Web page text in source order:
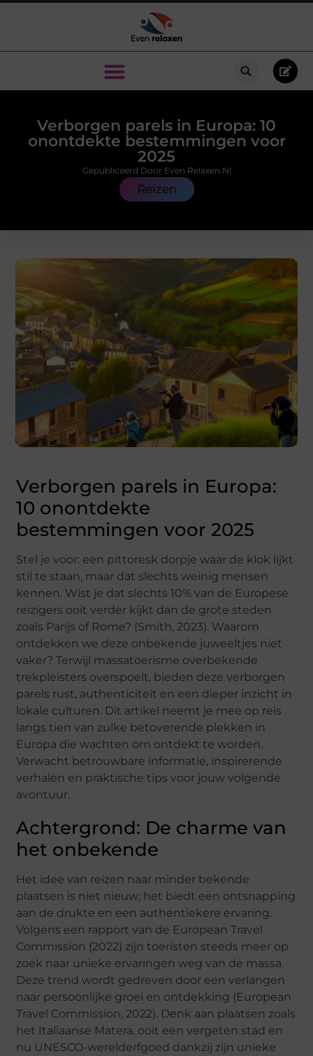
Verborgen parels in Europa: 10
onontdekte bestemmingen voor
2025
Reizen
Gepubliceerd Door Even Relaxen.nl
Verborgen parels in Europa:
10 onontdekte
bestemmingen voor 2025
Stel je voor: een pittoresk dorpje waar de klok lijkt
stil te staan, maar dat slechts weinig mensen
kennen. Wist je dat slechts 10% van de Europese
reizigers ooit verder kijkt dan de grote steden
zoals Parijs of Rome? (Smith, 2023). Waarom
ontdekken we deze onbekende juweeltjes niet
vaker? Terwijl massatoerisme overbekende
trekpleisters overspoelt, bieden deze verborgen
parels rust, authenticiteit en een dieper inzicht in
lokale culturen. Dit artikel neemt je mee op reis
langs tien van zulke betoverende plekken in
Europa die wachten om ontdekt te worden.
Verwacht betrouwbare informatie, inspirerende
verhalen en praktische tips voor jouw volgende
avontuur.
Achtergrond: De charme van
het onbekende
Het idee van reizen naar minder bekende
plaatsen is niet nieuw; het biedt een ontsnapping
aan de drukte en een authentiekere ervaring.
Volgens een rapport van de European Travel
Commission (2022) zijn toeristen steeds meer op
zoek naar unieke ervaringen weg van de massa.
Deze trend wordt gedreven door een verlangen
naar persoonlijke groei en ontdekking (European
Travel Commission, 2022). Denk aan plaatsen zoals
het Italiaanse Matera, ooit een vergeten stad en
nu UNESCO-werelderfgoed dankzij zijn unieke